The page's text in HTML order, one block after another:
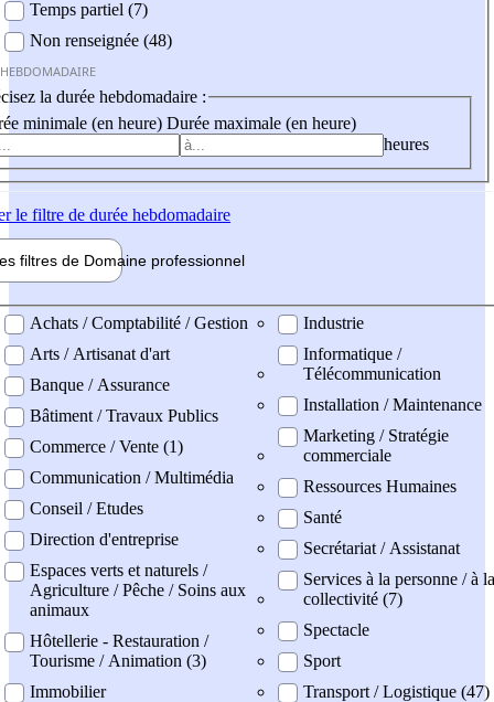
Temps partiel (7)
Non renseignée (48)
la durée hebdomadaire :
minimale (en heure) Durée maximale (en heure)
heures
le filtre de durée hebdomadaire
filtres de Domaine professionnel
professionel
Achats / Comptabilité / Gestion
Arts / Artisanat d'art
Banque / Assurance
Bâtiment / Travaux Publics
Commerce / Vente (1)
Communication / Multimédia
Conseil / Etudes
Direction d'entreprise
Espaces verts et naturels /
Agriculture / Pêche / Soins aux
animaux
Hôtellerie - Restauration /
Tourisme / Animation (3)
Immobilier
Industrie
Informatique /
Télécommunication
Installation / Maintenance
Marketing / Stratégie
commerciale
Ressources Humaines
Santé
Secrétariat / Assistanat
Services à la personne / à la
collectivité (7)
Spectacle
Sport
Transport / Logistique (47)